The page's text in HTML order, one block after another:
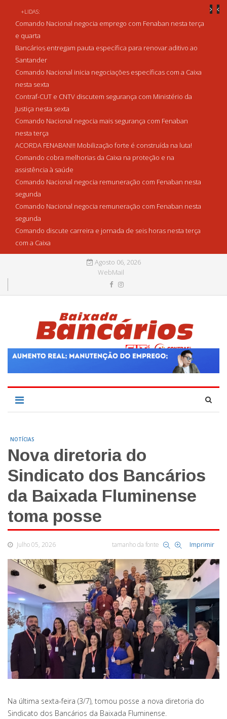
+LIDAS:
Comando Nacional negocia emprego com Fenaban nesta terça
e quarta
Bancários entregam pauta específica para renovar aditivo ao
Santander
Comando Nacional inicia negociações específicas com a Caixa
nesta sexta
Contraf-CUT e CNTV discutem segurança com Ministério da
Justiça nesta sexta
Comando Nacional negocia mais segurança com Fenaban
nesta terça
ACORDA FENABAN!!! Mobilização forte é construída na luta!
Comando cobra melhorias da Caixa na proteção e na
assistência à saúde
Comando Nacional negocia remuneração com Fenaban nesta
segunda
Comando Nacional negocia remuneração com Fenaban nesta
segunda
Comando discute carreira e jornada de seis horas nesta terça
com a Caixa
Agosto 06, 2026
WebMail
NOTÍCIAS
Nova diretoria do
Sindicato dos Bancários
da Baixada Fluminense
toma posse
Julho 05, 2026 tamanho da fonte Imprimir
Na última sexta-feira (3/7), tomou posse a nova diretoria do
Sindicato dos Bancários da Baixada Fluminense.